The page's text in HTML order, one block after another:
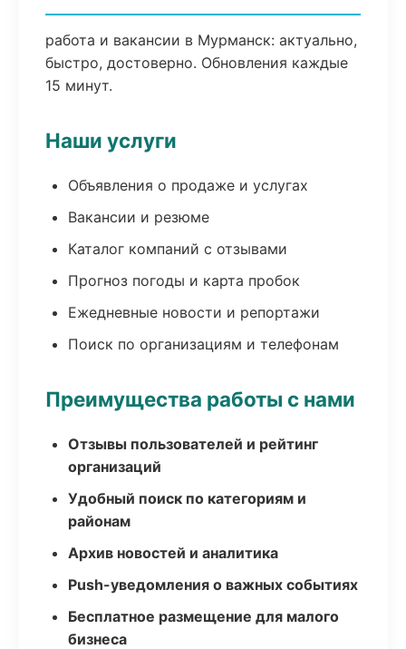
работа и вакансии в Мурманск: актуально,
быстро, достоверно. Обновления каждые
15 минут.
Наши услуги
Объявления о продаже и услугах
Вакансии и резюме
Каталог компаний с отзывами
Прогноз погоды и карта пробок
Ежедневные новости и репортажи
Поиск по организациям и телефонам
Преимущества работы с нами
Отзывы пользователей и рейтинг
организаций
Удобный поиск по категориям и
районам
Архив новостей и аналитика
Push-уведомления о важных событиях
Бесплатное размещение для малого
бизнеса